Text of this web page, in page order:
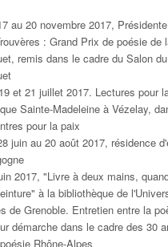
au 20 novembre 2017,
: Grand Prix de poésie de
remis dans le cadre du Salon
et 21 juillet 2017. Lectures pour
Sainte-Madeleine à Vézelay,
pour la paix
juin au 20 août 2017, résidence
2017, "Livre à deux mains,
à la bibliothèque de
de Grenoble. Entretien entre la
démarche dans le cadre des 30
Rhône-Alpes